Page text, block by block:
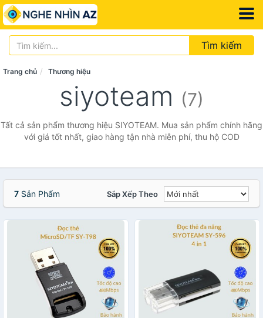
Tìm kiếm
Trang chủ Thương hiệu
siyoteam (7)
Tất cả sản phẩm thương hiệu SIYOTEAM. Mua sản phẩm chính hãng
với giá tốt nhất, giao hàng tận nhà miễn phí, thu hộ COD
7 Sản Phẩm Sắp Xếp Theo